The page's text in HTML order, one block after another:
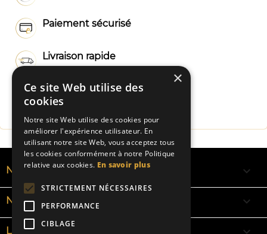
Paiement sécurisé
Livraison rapide
Fabrication Française
NOS RUBANS 
NOS BRACELETS 
LA SIGNIFICATION DES COULEURS
×
Ce site Web utilise des
cookies
Notre site Web utilise des cookies pour
améliorer l'expérience utilisateur. En
utilisant notre site Web, vous acceptez tous
les cookies conformément à notre Politique
relative aux cookies. En savoir plus
STRICTEMENT NÉCESSAIRES
PERFORMANCE
CIBLAGE